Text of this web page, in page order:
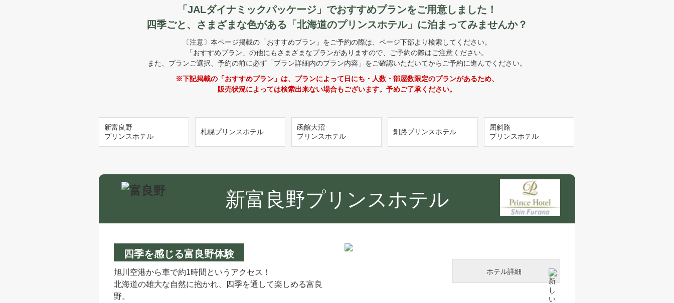
「JALダイナミックパッケージ」でおすすめプランをご用意しました！
四季ごと、さまざまな色がある「北海道のプリンスホテル」に泊まってみませんか？
〔注意〕本ページ掲載の「おすすめプラン」をご予約の際は、ページ下部より検索してください。
「おすすめプラン」の他にもさまざまなプランがありますので、ご予約の際はご注意ください。
また、プランご選択、予約の前に必ず「プラン詳細内のプラン内容」をご確認いただいてからご予約に進んでください。
※下記掲載の「おすすめプラン」は、プランによって日にち・人数・部屋数限定のプランがあるため、
販売状況によっては検索出来ない場合もございます。予めご了承ください。
新富良野
プリンスホテル
札幌プリンスホテル
函館大沼
プリンスホテル
釧路プリンスホテル
屈斜路
プリンスホテル
富良野 新富良野プリンスホテル
四季を感じる富良野体験
旭川空港から車で約1時間というアクセス！
北海道の雄大な自然に抱かれ、四季を通して楽しめる富良
野。
ホテル詳細